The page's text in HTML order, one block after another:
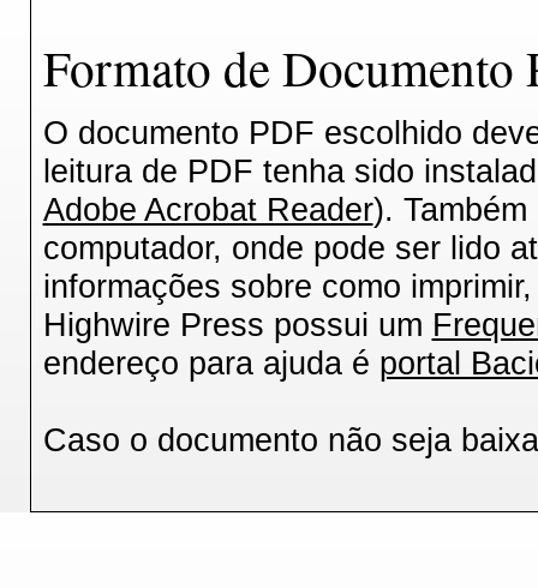
Formato de
O documento PDF escolhido
leitura de PDF tenha sido
Adobe Acrobat Reader).
computador, onde pode ser lido
informações sobre como
Highwire Press possui um
endereço para ajuda é portal
Caso o documento não seja